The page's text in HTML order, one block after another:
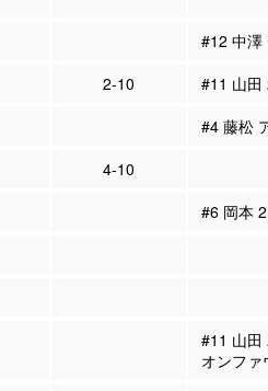
#12 中澤
2-10
#11 山田
#4 藤松
4-10
#6 岡本
#11 山田
オンファ